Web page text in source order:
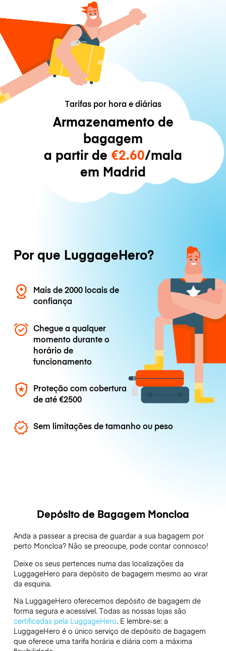
Tarifas por hora e diárias
Armazenamento de
bagagem
a partir de €2.60/mala
em Madrid
Por que LuggageHero?
Mais de 2000 locais de
confiança
Chegue a qualquer
momento durante o
horário de
funcionamento
Proteção com cobertura
de até€2500
Sem limitações de tamanho ou peso
Depósito de Bagagem Moncloa
Anda a passear a precisa de guardar a sua bagagem por
perto Moncloa? Não se preocupe, pode contar connosco!
Deixe os seus pertences numa das localizações da
LuggageHero para depósito de bagagem mesmo ao virar
da esquina.
Na LuggageHero oferecemos depósito de bagagem de
forma segura e acessível. Todas as nossas lojas são
certificadas pela LuggageHero. E lembre-se: a
LuggageHero é o único serviço de depósito de bagagem
que oferece uma tarifa horária e diária com a máxima